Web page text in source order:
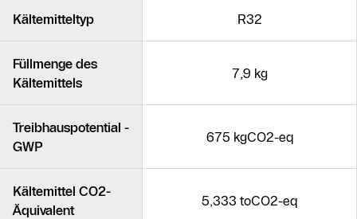
Kältemitteltyp R32
Füllmenge des
Kältemittels
7,9 kg
Treibhauspotential -
GWP
675 kgCO2-eq
Kältemittel CO2-
Äquivalent
5,333 toCO2-eq